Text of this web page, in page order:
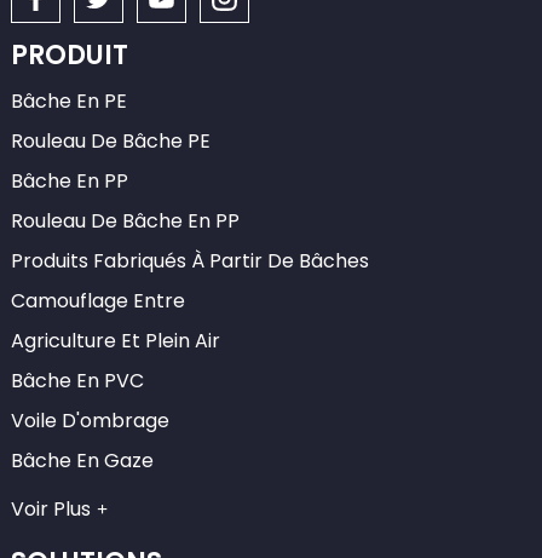
PRODUIT
Bâche En PE
Rouleau De Bâche PE
Bâche En PP
Rouleau De Bâche En PP
Produits Fabriqués À Partir De Bâches
Camouflage Entre
Agriculture Et Plein Air
Bâche En PVC
Voile D'ombrage
Bâche En Gaze
Voir Plus